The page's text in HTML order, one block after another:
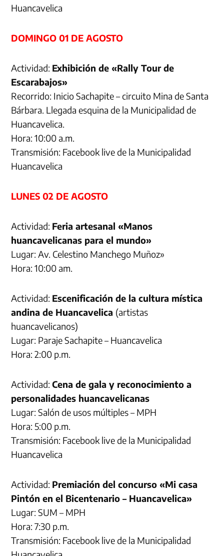
Huancavelica
DOMINGO 01 DE AGOSTO
Actividad: Exhibición de «Rally Tour de
Escarabajos»
Recorrido: Inicio Sachapite – circuito Mina de Santa
Bárbara. Llegada esquina de la Municipalidad de
Huancavelica.
Hora: 10:00 a.m.
Transmisión: Facebook live de la Municipalidad
Huancavelica
LUNES 02 DE AGOSTO
Actividad: Feria artesanal «Manos
huancavelicanas para el mundo»
Lugar: Av. Celestino Manchego Muñoz»
Hora: 10:00 am.
Actividad: Escenificación de la cultura mística
andina de Huancavelica (artistas
huancavelicanos)
Lugar: Paraje Sachapite – Huancavelica
Hora: 2:00 p.m.
Actividad:Cena de gala y reconocimiento a
personalidades huancavelicanas
Lugar: Salón de usos múltiples – MPH
Hora: 5:00 p.m.
Transmisión: Facebook live de la Municipalidad
Huancavelica
Actividad: Premiación del concurso «Mi casa
Pintón en el Bicentenario – Huancavelica»
Lugar: SUM – MPH
Hora: 7:30 p.m.
Transmisión: Facebook live de la Municipalidad